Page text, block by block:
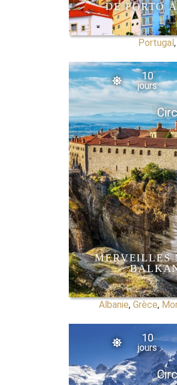
DE PORTO
Portugal,
10
jours
MERVEILLES
Albanie,Grèce,
10
jours